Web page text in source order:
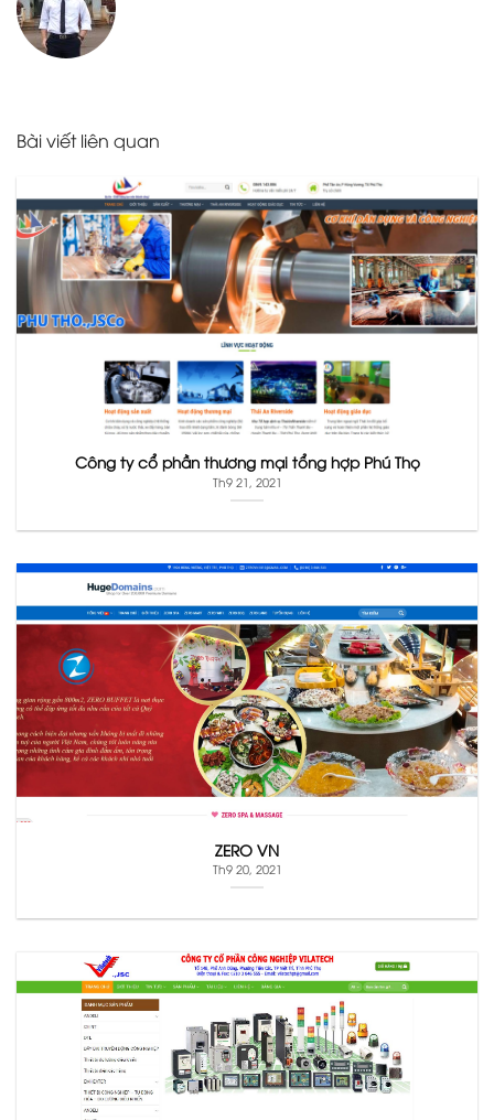
Bài viết liên quan
Công ty cổ phần thương mại tổng hợp Phú Thọ
Th9 21, 2021
ZERO VN
Th9 20, 2021